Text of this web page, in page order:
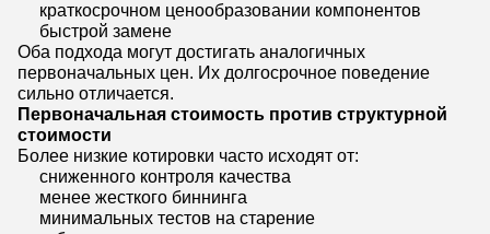
краткосрочном ценообразовании компонентов
быстрой замене
Оба подхода могут достигать аналогичных
первоначальных цен. Их долгосрочное поведение
сильно отличается.
Первоначальная стоимость против структурной
стоимости
Более низкие котировки часто исходят от:
сниженного контроля качества
менее жесткого биннинга
минимальных тестов на старение